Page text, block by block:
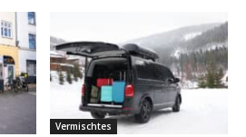
Vermischtes